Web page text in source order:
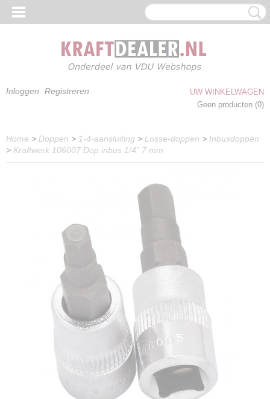
Inloggen Registreren
UW WINKELWAGEN
Geen producten (0)
Home > Doppen > 1-4-aansluiting > Losse-doppen > Inbusdoppen
> Kraftwerk 106007 Dop inbus 1/4" 7 mm